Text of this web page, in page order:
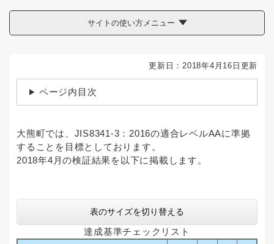
サイトの使い方メニュー
更新日：2018年4月16日更新
ページ内目次
大熊町では、JIS8341-3：2016の適合レベルAAに準拠
することを目標としております。
2018年4月の検証結果を以下に掲載します。
表のサイズを切り替える
達成基準チェックリスト